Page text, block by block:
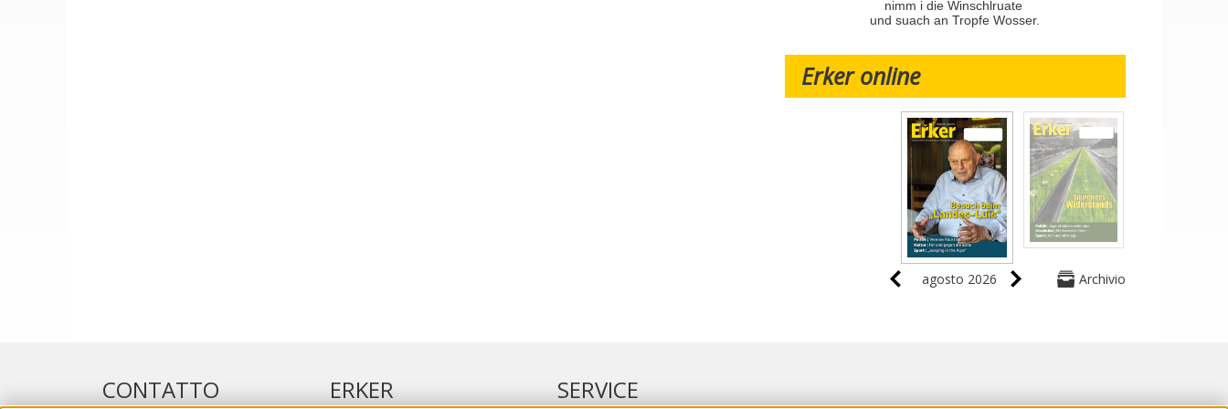
nimm i die Winschlruate
und suach an Tropfe Wosser.
Erker online
agosto 2026 Archivio
CONTATTO ERKER SERVICE